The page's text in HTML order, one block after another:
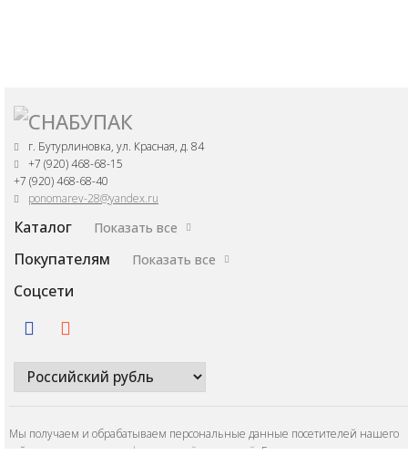
г. Бутурлиновка, ул. Красная, д. 84
+7 (920) 468-68-15
+7 (920) 468-68-40
ponomarev-28@yandex.ru
Каталог Показать все
Покупателям Показать все
Соцсети
Мы получаем и обрабатываем персональные данные посетителей нашего
сайта в соответствии с
официальной политикой . Если вы не даете согласия